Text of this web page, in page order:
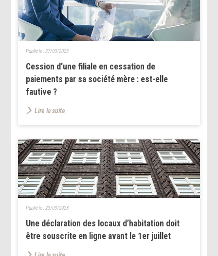
Cession d'une filiale en cessation de
paiements par sa société mère : est-elle
fautive ?
Publié le : 27/03/2023
Lire la suite
Une déclaration des locaux d’habitation doit
être souscrite en ligne avant le 1er juillet
Publié le : 23/03/2023